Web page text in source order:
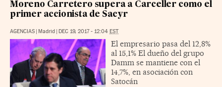
Moreno Carretero supera a Carceller como el
primer accionista de Sacyr
AGENCIAS Madrid DEC 19, 2017 - 12:04 EST
El empresario pasa del 12,8%
al 15,1% El dueño del grupo
Damm se mantiene con el
14,7%, en asociación con
Satocán